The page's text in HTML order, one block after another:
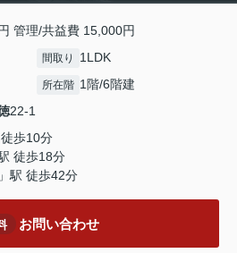
管理/共益費 15,000円
間取り 1LDK
所在階 1階/6階建
22-1
徒歩10分
徒歩18分
」駅 徒歩42分
お問い合わせ